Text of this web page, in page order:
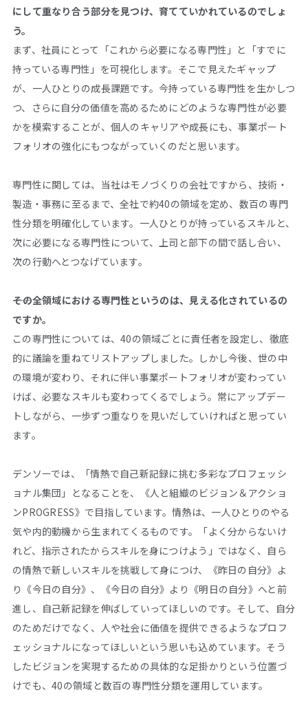
にして重なり合う部分を見つけ、育てていかれているのでしょ
う。
まず、社員にとって「これから必要になる専門性」と「すでに
持っている専門性」を可視化します。そこで見えたギャップ
が、一人ひとりの成長課題です。今持っている専門性を生かしつ
つ、さらに自分の価値を高めるためにどのような専門性が必要
かを模索することが、個人のキャリアや成長にも、事業ポート
フォリオの強化にもつながっていくのだと思います。
専門性に関しては、当社はモノづくりの会社ですから、技術・
製造・事務に至るまで、全社で約40の領域を定め、数百の専門
性分類を明確化しています。一人ひとりが持っているスキルと、
次に必要になる専門性について、上司と部下の間で話し合い、
次の行動へとつなげています。
――その全領域における専門性というのは、見える化されているの
ですか。
この専門性については、40の領域ごとに責任者を設定し、徹底
的に議論を重ねてリストアップしました。しかし今後、世の中
の環境が変わり、それに伴い事業ポートフォリオが変わってい
けば、必要なスキルも変わってくるでしょう。常にアップデー
トしながら、一歩ずつ重なりを見いだしていければと思ってい
ます。
デンソーでは、「情熱で自己新記録に挑む多彩なプロフェッシ
ョナル集団」となることを、《人と組織のビジョン＆アクショ
ンPROGRESS》で目指しています。情熱は、一人ひとりのやる
気や内的動機から生まれてくるものです。「よく分からないけ
れど、指示されたからスキルを身につけよう」ではなく、自ら
の情熱で新しいスキルを挑戦して身につけ、《昨日の自分》よ
り《今日の自分》、《今日の自分》より《明日の自分》へと前
進し、自己新記録を伸ばしていってほしいのです。そして、自分
のためだけでなく、人や社会に価値を提供できるようなプロフ
ェッショナルになってほしいという思いも込めています。そう
したビジョンを実現するための具体的な足掛かりという位置づ
けでも、40の領域と数百の専門性分類を運用しています。